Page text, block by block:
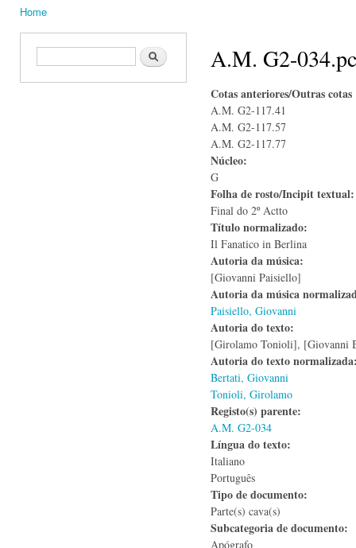
Home
Search form Search A.M. G2-034.pc
Cotas anteriores/Outras
A.M. G2-117.41
A.M. G2-117.57
A.M. G2-117.77
Núcleo:
G
Folha de rosto/Incipit
Final do 2º Actto
Título normalizado:
Il Fanatico in Berlina
Autoria da música:
[Giovanni Paisiello]
Autoria da música
Paisiello, Giovanni
Autoria do texto:
[Girolamo Tonioli], [Giovanni
Autoria do texto
Bertati, Giovanni
Tonioli, Girolamo
Registo(s) parente:
A.M. G2-034
Língua do texto:
Italiano
Português
Tipo de documento:
Parte(s) cava(s)
Subcategoria de documento:
Apógrafo